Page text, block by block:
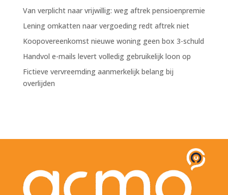
Van verplicht naar vrijwillig: weg aftrek pensioenpremie
Lening omkatten naar vergoeding redt aftrek niet
Koopovereenkomst nieuwe woning geen box 3-schuld
Handvol e-mails levert volledig gebruikelijk loon op
Fictieve vervreemding aanmerkelijk belang bij
overlijden